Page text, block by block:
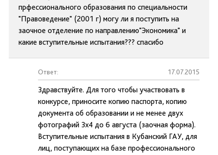
прфессионального образования по специальности
"Правоведение" (2001 г) могу ли я поступить на
заочное отделение по направлению"Экономика" и
какие вступительные испытания??? спасибо
Ответ: 17.07.2015
Здравствуйте. Для того чтобы участвовать в
конкурсе, приносите копию паспорта, копию
документа об образовании и не менее двух
фотографий 3х4 до 6 августа (заочная форма).
Вступительные испытания в Кубанский ГАУ, для
лиц, поступающих на базе профессионального